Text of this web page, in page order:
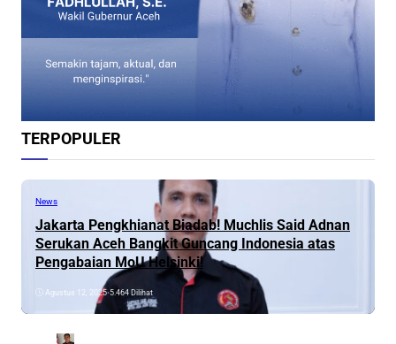
TERPOPULER
News
Jakarta Pengkhianat Biadab! Muchlis Said Adnan
Serukan Aceh Bangkit Guncang Indonesia atas
Pengabaian MoU Helsinki!
Agustus 12, 2025•5.464 Dilihat